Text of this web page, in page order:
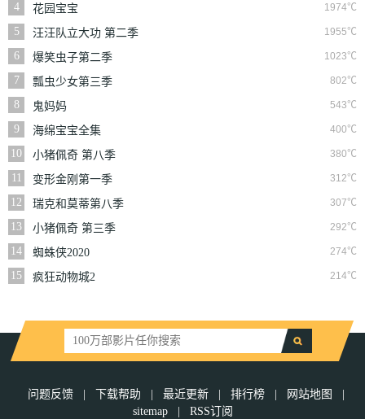
4
1974℃
花园宝宝
5
1955℃
汪汪队立大功 第二季
6
1023℃
爆笑虫子第二季
7
802℃
瓢虫少女第三季
8
543℃
鬼妈妈
9
400℃
海绵宝宝全集
10
380℃
小猪佩奇 第八季
11
312℃
变形金刚第一季
12
307℃
瑞克和莫蒂第八季
13
292℃
小猪佩奇 第三季
14
274℃
蜘蛛侠2020
15
214℃
疯狂动物城2
问题反馈 下载帮助 最近更新 排行榜 网站地图
sitemap
RSS订阅